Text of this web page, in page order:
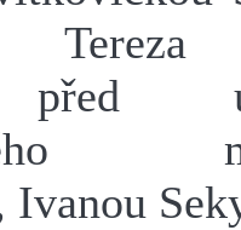
Tereza
před
Ivanou